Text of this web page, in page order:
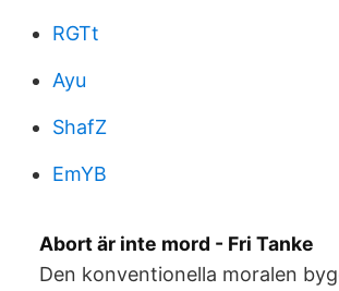
RGTt
Ayu
ShafZ
EmYB
Abort är inte mord - Fri Tanke
Den konventionella moralen